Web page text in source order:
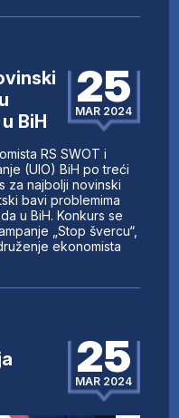
BiH
25
MAR 2024
RS SWOT i
(UIO) BiH po treći
za najbolji novinski
bavi problemima
u BiH. Konkurs se
„Stop švercu“,
ekonomista
25
MAR 2024